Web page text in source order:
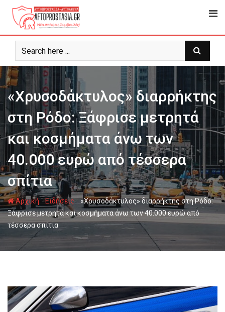
Ψάχνω
για...
«Χρυσοδάκτυλος» διαρρήκτης
στη Ρόδο: Ξάφρισε μετρητά
και κοσμήματα άνω των
40.000 ευρώ από τέσσερα
σπίτια
Αρχική -Ειδήσεις-«Χρυσοδάκτυλος» διαρρήκτης στη Ρόδο:
Ξάφρισε μετρητά και κοσμήματα άνω των 40.000 ευρώ από
τέσσερα σπίτια